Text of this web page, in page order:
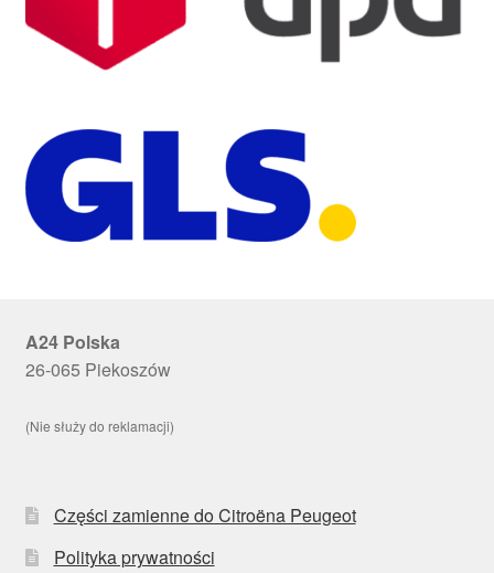
A24 Polska
26-065 Piekoszów
(Nie służy do reklamacji)
Części zamienne do Citroëna Peugeot
Polityka prywatności